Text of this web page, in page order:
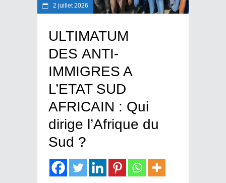
2 juillet 2026
ULTIMATUM
DES ANTI-
IMMIGRES A
L’ETAT SUD
AFRICAIN : Qui
dirige l’Afrique du
Sud ?